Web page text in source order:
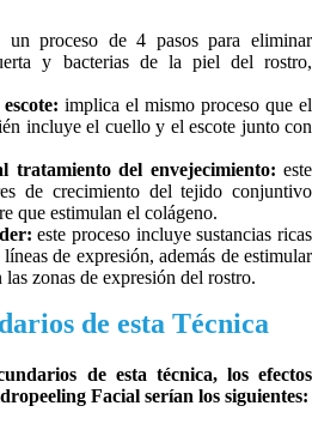
un proceso de 4 pasos para eliminar
y bacterias de la piel del rostro,
implica el mismo proceso que el
incluye el cuello y el escote junto con
tratamiento del envejecimiento: este
de crecimiento del tejido conjuntivo
que estimulan el colágeno.
este proceso incluye sustancias ricas
de expresión, además de estimular
zonas de expresión del rostro.
de esta Técnica
de esta técnica, los efectos
Facial serían los siguientes: